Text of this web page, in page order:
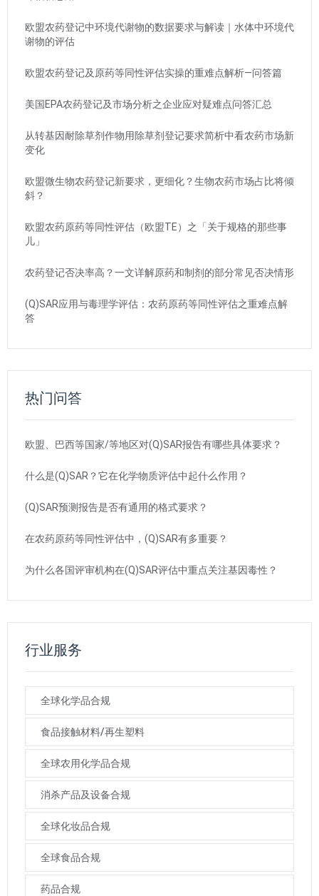
欧盟农药登记中环境代谢物的数据要求与解读｜水体中环境代
谢物的评估
欧盟农药登记及原药等同性评估实操的重难点解析—问答篇
美国EPA农药登记及市场分析之企业应对疑难点问答汇总
从转基因耐除草剂作物用除草剂登记要求简析中看农药市场新
变化
欧盟微生物农药登记新要求，更细化？生物农药市场占比将倾
斜？
欧盟农药原药等同性评估（欧盟TE）之「关于规格的那些事
儿」
农药登记否决率高？一文详解原药和制剂的部分常见否决情形
(Q)SAR应用与毒理学评估：农药原药等同性评估之重难点解
答
热门问答
欧盟、巴西等国家/等地区对(Q)SAR报告有哪些具体要求？
什么是(Q)SAR？它在化学物质评估中起什么作用？
(Q)SAR预测报告是否有通用的格式要求？
在农药原药等同性评估中，(Q)SAR有多重要？
为什么各国评审机构在(Q)SAR评估中重点关注基因毒性？
行业服务
全球化学品合规
食品接触材料/再生塑料
全球农用化学品合规
消杀产品及设备合规
全球化妆品合规
全球食品合规
药品合规